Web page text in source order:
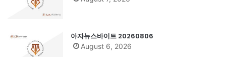
아자뉴스바이트 20260806
August 6, 2026